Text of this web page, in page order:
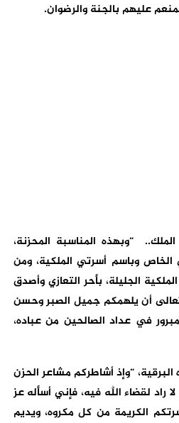
عليهم بالجنة والرضوان.
“وبهذه المناسبة المحزنة،
وباسم أسرتي الملكية، ومن
الجليلة، بأحر التعازي وأصدق
تعالى أن يلهمكم جميل الصبر وحسن
في عداد الصالحين من عباده،
“وإذ أشاطركم مشاعر الحزن
راد لقضاء الله فيه، فإني أسأله عز
الكريمة من كل مكروه، ويديم